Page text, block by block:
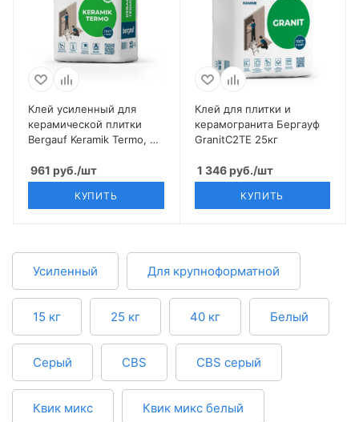
Клей усиленный для
керамической плитки
Bergauf Keramik Termo, 25
961 руб./шт
КУПИТЬ
Клей для плитки и
керамогранита Бергауф
GranitС2ТE 25кг
1 346руб./шт
КУПИТЬ
Усиленный Для крупноформатной
15 кг 25 кг 40 кг Белый
Серый CBS CBS серый
Квик микс Квик микс белый